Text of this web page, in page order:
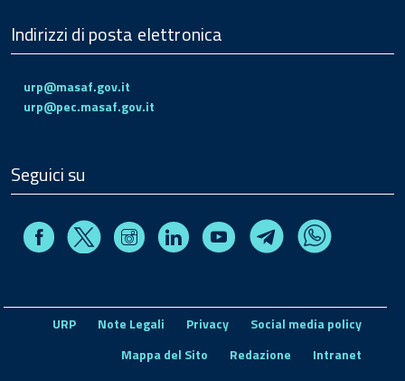
Indirizzi di posta elettronica
urp@masaf.gov.it
urp@pec.masaf.gov.it
Seguici su
FacebookX InstagramLinkedin Youtube TelegramWhatsapp
URP Note Legali Privacy
Social media policy
Mappa del Sito
Redazione
Intranet